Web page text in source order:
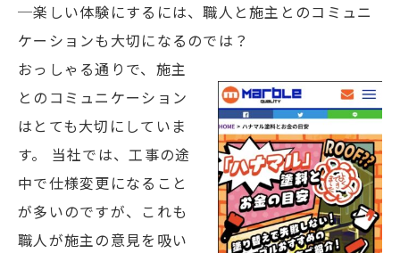
─楽しい体験にするには、職人と施主とのコミュニ
ケーションも大切になるのでは？
おっしゃる通りで、施主
とのコミュニケーション
はとても大切にしていま
す。 当社では、工事の途
中で仕様変更になること
が多いのですが、これも
職人が施主の意見を吸い